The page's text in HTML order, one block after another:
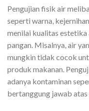
Pengujian fisik air
seperti warna,
menilai kualitas estetika
pangan. Misalnya, air
mungkin tidak cocok
produk makanan.
adanya kontaminan
bertanggung jawab